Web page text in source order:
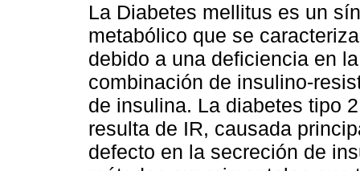
La Diabetes mellitus es un
metabólico que se
debido a una deficiencia en
combinación de insulino-
de insulina. La diabetes tipo
resulta de IR, causada
defecto en la secreción de